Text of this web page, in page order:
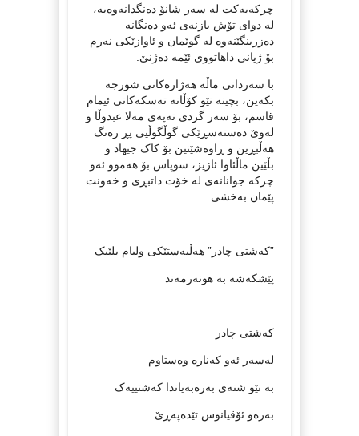
چرکه‌یه‌کت له‌ سه‌ر شانۆ ده‌نگدانه‌وه‌یه‌،
له‌ دوای تۆش بازنه‌ی ئه‌و ده‌نگانه‌
ده‌زرینگێنه‌وه‌ له‌ گوێمان و ئاوازێکی نه‌رم
بۆ ژیانی داهاتووی ئێمه‌ ده‌ژنێ.
با سه‌ردانی‌ ماڵه‌‌ هه‌ژاره‌کانی شورجه‌
بکه‌ین، بچینه‌ نێو کۆڵانه‌ ته‌سکه‌کانی ئیمام
قاسم، بۆ سه‌ر گردی ته‌په‌ی مه‌لا عبدوڵا و
له‌وێ ده‌سته‌سڕێکی گوڵگوڵیی پڕ ره‌نگ
هه‌ڵبڕین و ڕاوه‌شێنین بۆ کاک جیهاد و
بڵێین ماڵئاوا ئازیز، سوپاس بۆ هه‌موو ئه‌و
چرکه‌ جوانانه‌ی له‌ خۆت داتبڕی و خه‌ونت
پێمان به‌خشی.
”که‌شتی چادر” هه‌ڵبه‌ستێکی ولیام بلێیک
پێشکه‌شه به‌ هونه‌رمه‌ند‌‌‌
که‌شتی چادر
له‌سه‌ر ئه‌و که‌ناره‌ وه‌ستاوم
به‌ نێو شنه‌ی به‌ره‌به‌یاندا که‌شتییه‌ک
به‌ره‌و ئۆقیانوس تێده‌په‌ڕێ